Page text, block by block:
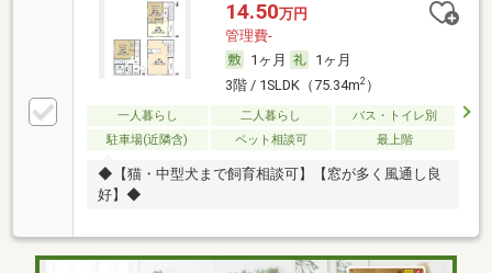
14.50万円
管理費-
1ヶ月
1ヶ月
3階 / 1SLDK（75.34m2）
一人暮らし 二人暮らし
バス・トイレ別
駐車場(近隣含)
ペット相談可 最上階
◆【猫・中型犬まで飼育相談可】【窓が多く風通し良
好】◆